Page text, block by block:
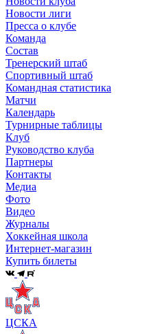
Новости лиги
Пресса о клубе
Команда
Состав
Тренерский штаб
Спортивный штаб
Командная статистика
Матчи
Календарь
Турнирные таблицы
Клуб
Руководство клуба
Партнеры
Контакты
Медиа
Фото
Видео
Журналы
Хоккейная школа
Интернет-магазин
Купить билеты
ЦСКА